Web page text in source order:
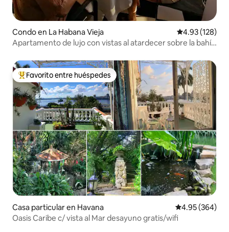
Condo en La Habana Vieja Calificación
4.93 (128)
Apartamento de lujo con vistas al atardecer sobre la bahía
Favorito entre huéspedes preferido
Favorito entre huéspedes
Casa particular en Havana Calificación
4.95 (364)
Oasis Caribe c/ vista al Mar desayuno gratis/wifi